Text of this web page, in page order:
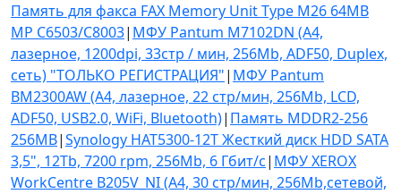
Память для факса FAX Memory Unit Type M26 64MB
MP C6503/C8003| МФУ Pantum M7102DN (A4,
лазерное, 1200dpi, 33стр / мин, 256Mb, ADF50, Duplex,
сеть) "ТОЛЬКО РЕГИСТРАЦИЯ"| МФУ Pantum
BM2300AW (А4, лазерное, 22 стр/мин, 256Mb, LCD,
ADF50, USB2.0, WiFi, Bluetooth)| Память MDDR2-256
256MB|Synology HAT5300-12T Жесткий диск HDD SATA
3,5", 12Tb, 7200 rpm, 256Mb, 6 Гбит/с| МФУ XEROX
WorkCentre В205V_NI (A4, 30 стр/мин, 256Mb,сетевой,